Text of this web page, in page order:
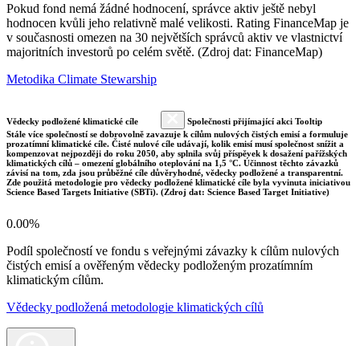
Pokud fond nemá žádné hodnocení, správce aktiv ještě nebyl
hodnocen kvůli jeho relativně malé velikosti. Rating FinanceMap je
v současnosti omezen na 30 největších správců aktiv ve vlastnictví
majoritních investorů po celém světě. (Zdroj dat: FinanceMap)
Metodika Climate Stewarship
Vědecky podložené klimatické cíle
Společnosti přijímající akci Tooltip
Stále více společností se dobrovolně zavazuje k cílům nulových čistých emisí a formuluje
prozatímní klimatické cíle. Čisté nulové cíle udávají, kolik emisí musí společnost snížit a
kompenzovat nejpozději do roku 2050, aby splnila svůj příspěvek k dosažení pařížských
klimatických cílů – omezení globálního oteplování na 1,5 °C. Účinnost těchto závazků
závisí na tom, zda jsou průběžné cíle důvěryhodné, vědecky podložené a transparentní.
Zde použitá metodologie pro vědecky podložené klimatické cíle byla vyvinuta iniciativou
Science Based Targets Initiative (SBTi). (Zdroj dat: Science Based Target Initiative)
0.00%
Podíl společností ve fondu s veřejnými závazky k cílům nulových
čistých emisí a ověřeným vědecky podloženým prozatímním
klimatickým cílům.
Vědecky podložená metodologie klimatických cílů